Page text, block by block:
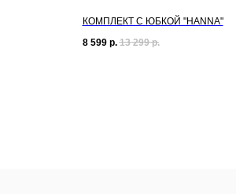
КОМПЛЕКТ С ЮБКОЙ "HANNA"
8 599 р. 13 299 р.